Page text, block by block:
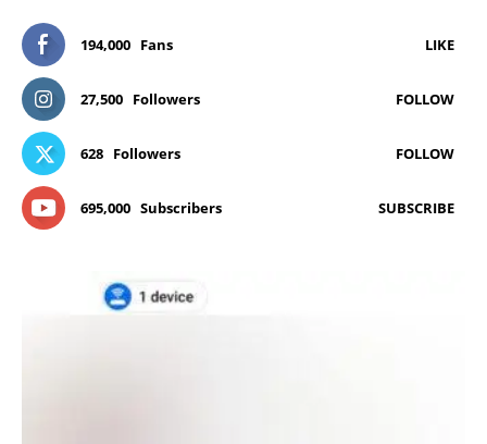
194,000 Fans LIKE
27,500 Followers FOLLOW
628 Followers FOLLOW
695,000 Subscribers SUBSCRIBE